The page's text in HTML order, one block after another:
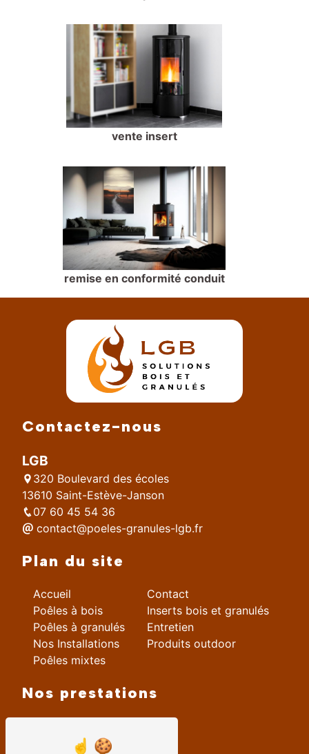
vente insert
remise en conformité conduit
Contactez-nous
LGB
320 Boulevard des écoles
13610 Saint-Estève-Janson
07 60 45 54 36
contact@poeles-granules-lgb.fr
Plan du site
Accueil
Poêles à bois
Poêles à granulés
Nos Installations
Contact
Inserts bois et granulés
Entretien
Produits outdoor
Poêles mixtes
Nos prestations
installation insert